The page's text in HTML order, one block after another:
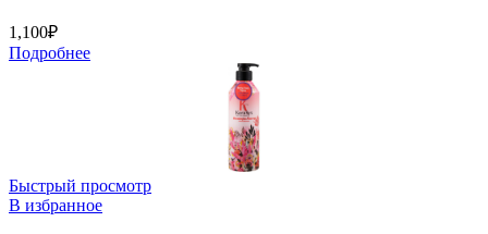
1,100₽
Подробнее
Быстрый просмотр
В избранное